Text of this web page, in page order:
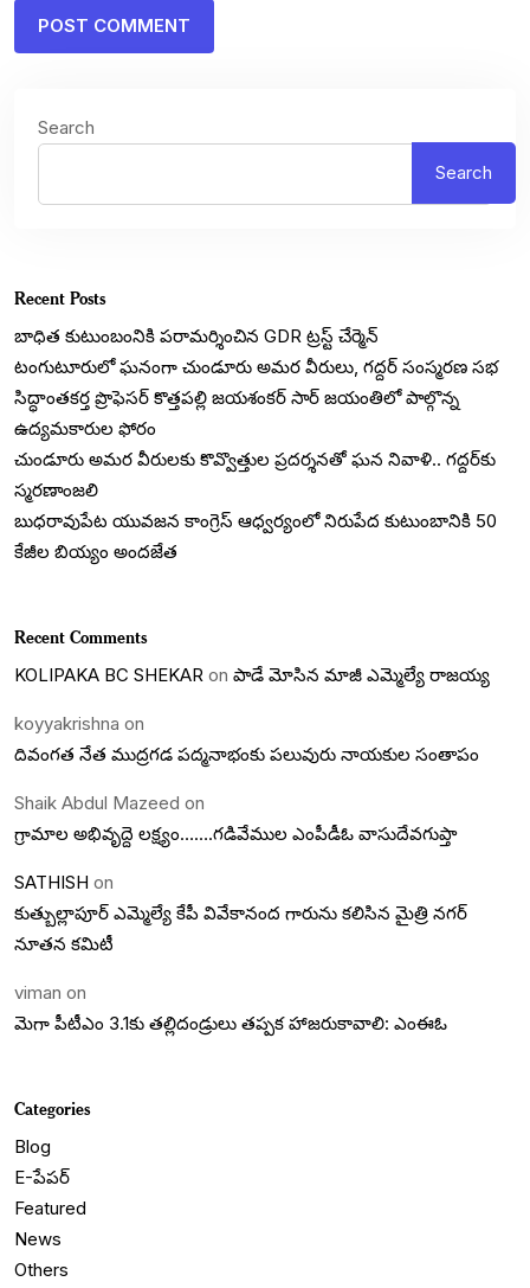
Search
Search
Recent Posts
బాధిత కుటుంబంనికి పరామర్శించిన GDR ట్రస్ట్ చేర్మెన్
టంగుటూరులో ఘనంగా చుండూరు అమర వీరులు, గద్దర్ సంస్మరణ సభ
సిద్ధాంతకర్త ప్రొఫెసర్ కొత్తపల్లి జయశంకర్ సార్ జయంతిలో పాల్గొన్న
ఉద్యమకారుల ఫోరం
చుండూరు అమర వీరులకు కొవ్వొత్తుల ప్రదర్శనతో ఘన నివాళి.. గద్దర్‌కు
స్మరణాంజలి
బుధరావుపేట యువజన కాంగ్రెస్ ఆధ్వర్యంలో నిరుపేద కుటుంబానికి 50
కేజీల బియ్యం అందజేత
Recent Comments
KOLIPAKA BC SHEKAR on పాడే మోసిన మాజీ ఎమ్మెల్యే రాజయ్య
koyyakrishna on
దివంగత నేత ముద్రగడ పద్మనాభంకు పలువురు నాయకుల సంతాపం
Shaik Abdul Mazeed on
గ్రామాల అభివృద్దె లక్ష్యం…….గడివేముల ఎంపీడీఓ వాసుదేవగుప్తా
SATHISH on
కుత్బుల్లాపూర్ ఎమ్మెల్యే కేపీ వివేకానంద గారును కలిసిన మైత్రి నగర్
నూతన కమిటీ
viman on
మెగా పీటీఎం 3.1కు తల్లిదండ్రులు తప్పక హాజరుకావాలి: ఎంఈఓ
Categories
Blog
E-పేపర్
Featured
News
Others